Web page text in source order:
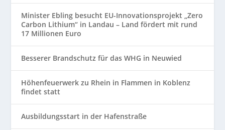
Minister Ebling besucht EU-Innovationsprojekt „Zero
Carbon Lithium“ in Landau – Land fördert mit rund
17 Millionen Euro
Besserer Brandschutz für das WHG in Neuwied
Höhenfeuerwerk zu Rhein in Flammen in Koblenz
findet statt
Ausbildungsstart in der Hafenstraße